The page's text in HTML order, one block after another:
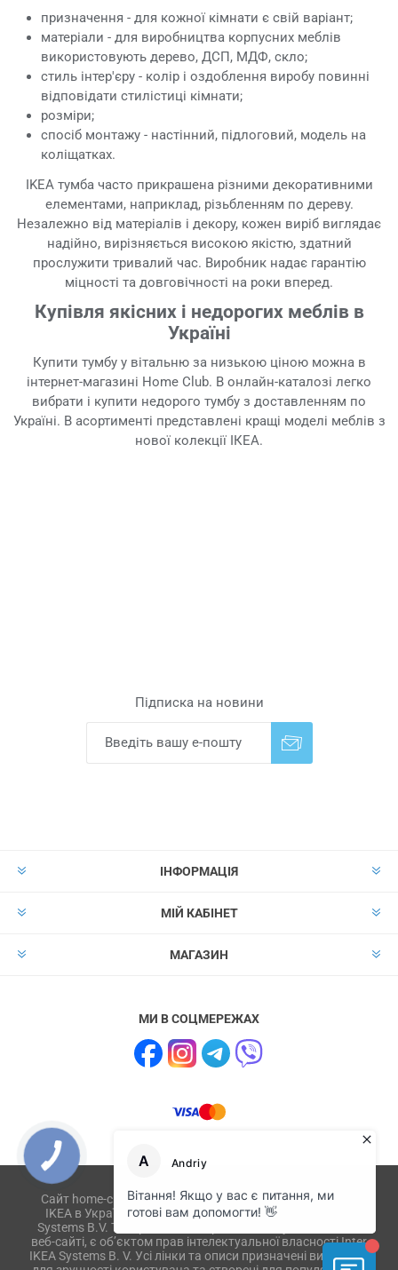
призначення - для кожної кімнати є свій варіант;
матеріали - для виробництва корпусних меблів
використовують дерево, ДСП, МДФ, скло;
стиль інтер'єру - колір і оздоблення виробу повинні
відповідати стилістиці кімнати;
розміри;
спосіб монтажу - настінний, підлоговий, модель на
коліщатках.
IKEA тумба часто прикрашена різними декоративними
елементами, наприклад, різьбленням по дереву.
Незалежно від матеріалів і декору, кожен виріб виглядає
надійно, вирізняється високою якістю, здатний
прослужити тривалий час. Виробник надає гарантію
міцності та довговічності на роки вперед.
Купівля якісних і недорогих меблів в
Україні
Купити тумбу у вітальню за низькою ціною можна в
інтернет-магазині Home Club. В онлайн-каталозі легко
вибрати і купити недорого тумбу з доставленням по
Україні. В асортименті представлені кращі моделі меблів з
нової колекції ІКЕА.
Підписка на новини
ІНФОРМАЦІЯ
МІЙ КАБІНЕТ
МАГАЗИН
МИ В СОЦМЕРЕЖАХ
Сайт home-club.com.ua не має відношення до компанії
IKEA в Україні і не пов'язаний з ikea.com, ikea.ua, IKEA
Systems B.V. Товари або їх зображення, опубліковані на
веб-сайті, є об’єктом прав інтелектуальної власності Inter
IKEA Systems B. V. Усі лінки та описи призначені виключно